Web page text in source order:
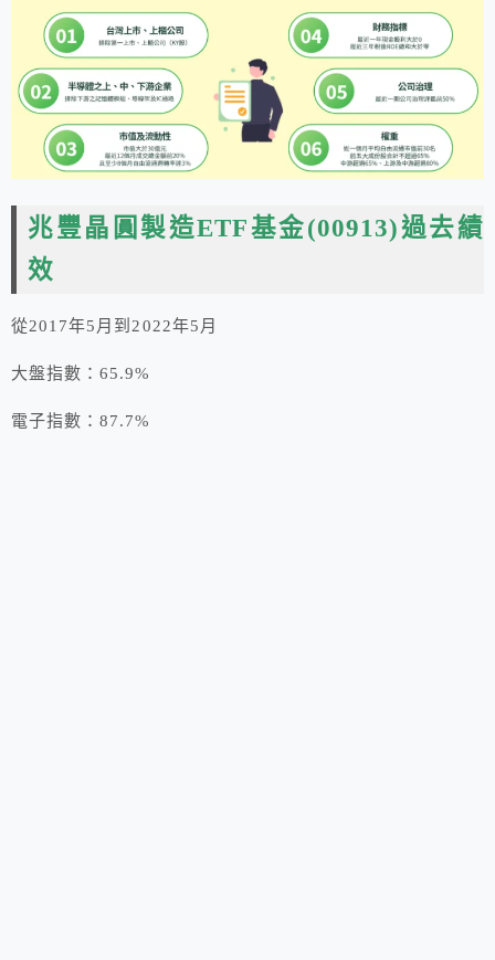
兆豐晶圓製造ETF基金(00913)過去績
效
從2017年5月到2022年5月
大盤指數：65.9%
電子指數：87.7%